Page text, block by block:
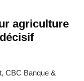
agriculture
CBC Banque &